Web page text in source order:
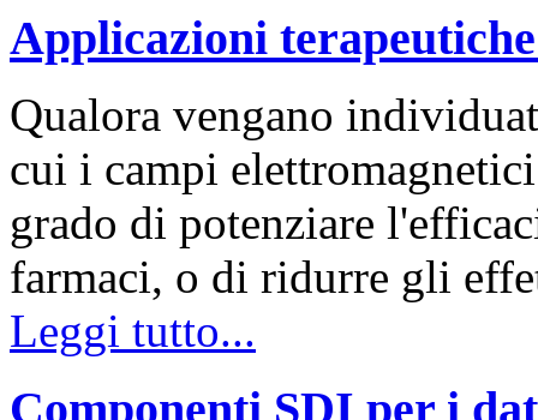
Applicazioni
Qualora vengano
cui i campi
grado di potenziare
farmaci, o di ridurre gli
Leggi tutto...
Componenti SDI per i